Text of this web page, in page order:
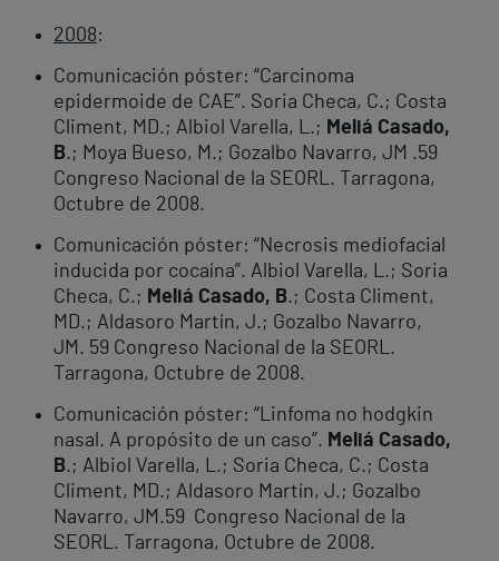
2008:
Comunicación póster: “Carcinoma
epidermoide de CAE”. Soria Checa, C.; Costa
Climent, MD.; Albiol Varella, L.; Meliá Casado,
B.; Moya Bueso, M.; Gozalbo Navarro, JM .59
Congreso Nacional de la SEORL. Tarragona,
Octubre de 2008.
Comunicación póster: “Necrosis mediofacial
inducida por cocaína”. Albiol Varella, L.; Soria
Checa, C.; Meliá Casado, B.; Costa Climent,
MD.; Aldasoro Martín, J.; Gozalbo Navarro,
JM. 59 Congreso Nacional de la SEORL.
Tarragona, Octubre de 2008.
Comunicación póster: “Linfoma no hodgkin
nasal. A propósito de un caso”. Meliá Casado,
B.; Albiol Varella, L.; Soria Checa, C.; Costa
Climent, MD.; Aldasoro Martín, J.; Gozalbo
Navarro, JM.59 Congreso Nacional de la
SEORL. Tarragona, Octubre de 2008.